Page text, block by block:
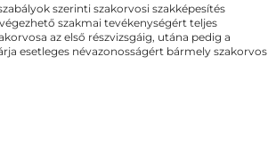
szerinti szakorvosi szakképesítés
szakmai tevékenységért teljes
az első részvizsgáig, utána pedig a
esetleges névazonosságért bármely szakorvos